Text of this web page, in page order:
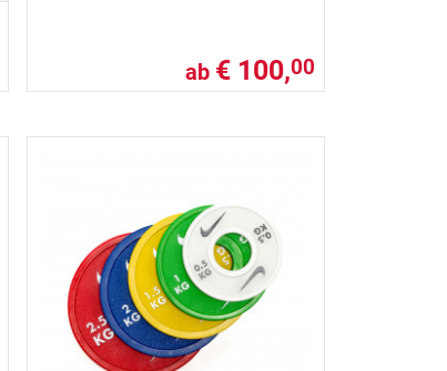
ab € 100,00